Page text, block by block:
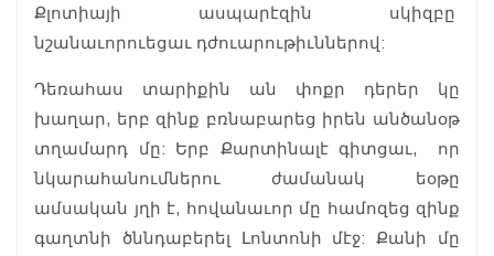
Քլոտիայի ասպարէզին սկիզբը
նշանաւորուեցաւ դժուարութիւններով:
Դեռահաս տարիքին ան փոքր դերեր կը
խաղար, երբ զինք բռնաբարեց իրեն անծանօթ
տղամարդ մը: Երբ Քարտինալէ գիտցաւ, որ
նկարահանումներու ժամանակ եօթը
ամսական յղի է, հովանաւոր մը համոզեց զինք
գաղտնի ծննդաբերել Լոնտոնի մէջ: Քանի մը